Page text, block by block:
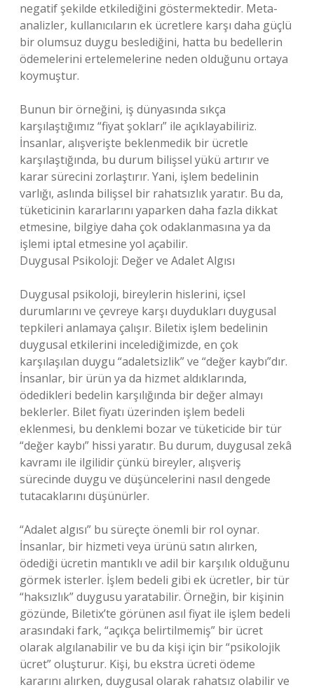
negatif şekilde etkilediğini göstermektedir. Meta-
analizler, kullanıcıların ek ücretlere karşı daha güçlü
bir olumsuz duygu beslediğini, hatta bu bedellerin
ödemelerini ertelemelerine neden olduğunu ortaya
koymuştur.
Bunun bir örneğini, iş dünyasında sıkça
karşılaştığımız “fiyat şokları” ile açıklayabiliriz.
İnsanlar, alışverişte beklenmedik bir ücretle
karşılaştığında, bu durum bilişsel yükü artırır ve
karar sürecini zorlaştırır. Yani, işlem bedelinin
varlığı, aslında bilişsel bir rahatsızlık yaratır. Bu da,
tüketicinin kararlarını yaparken daha fazla dikkat
etmesine, bilgiye daha çok odaklanmasına ya da
işlemi iptal etmesine yol açabilir.
Duygusal Psikoloji: Değer ve Adalet Algısı
Duygusal psikoloji, bireylerin hislerini, içsel
durumlarını ve çevreye karşı duydukları duygusal
tepkileri anlamaya çalışır. Biletix işlem bedelinin
duygusal etkilerini incelediğimizde, en çok
karşılaşılan duygu “adaletsizlik” ve “değer kaybı”dır.
İnsanlar, bir ürün ya da hizmet aldıklarında,
ödedikleri bedelin karşılığında bir değer almayı
beklerler. Bilet fiyatı üzerinden işlem bedeli
eklenmesi, bu denklemi bozar ve tüketicide bir tür
“değer kaybı” hissi yaratır. Bu durum, duygusal zekâ
kavramı ile ilgilidir çünkü bireyler, alışveriş
sürecinde duygu ve düşüncelerini nasıl dengede
tutacaklarını düşünürler.
“Adalet algısı” bu süreçte önemli bir rol oynar.
İnsanlar, bir hizmeti veya ürünü satın alırken,
ödediği ücretin mantıklı ve adil bir karşılık olduğunu
görmek isterler. İşlem bedeli gibi ek ücretler, bir tür
“haksızlık” duygusu yaratabilir. Örneğin, bir kişinin
gözünde, Biletix’te görünen asıl fiyat ile işlem bedeli
arasındaki fark, “açıkça belirtilmemiş” bir ücret
olarak algılanabilir ve bu da kişi için bir “psikolojik
ücret” oluşturur. Kişi, bu ekstra ücreti ödeme
kararını alırken, duygusal olarak rahatsız olabilir ve